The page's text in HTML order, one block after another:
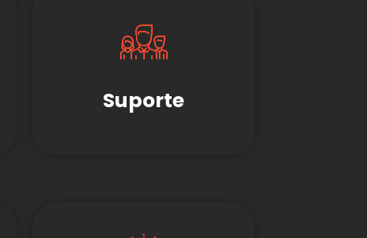
Suporte